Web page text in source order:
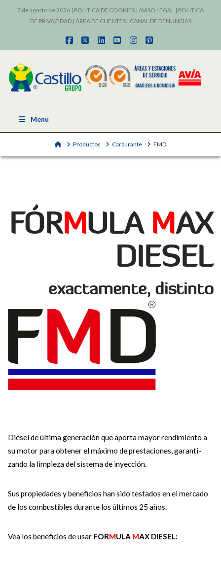
7 de agosto de 2026 | POLITICA DE COOKIES | AVISO LEGAL | POLITICA
DE PRIVACIDAD| ÁREA DE CLIENTES| CANAL DE DENUNCIAS
Facebook
X LinkedInYouTubeInstagram
Pinterest
Menu
HomeProductos Carburante FMD
FÓRMULA MAX
DIESEL
exactamente, distinto
Diésel de última generación que aporta mayor rendimiento a
su motor para obtener el máximo de prestaciones, garanti­
zando la limpieza del sistema de inyección.
Sus propiedades y beneficios han sido testados en el mercado
de los combustibles durante los últimos 25 años.
Vea los beneficios de usar FORMULA MAX DIESEL: